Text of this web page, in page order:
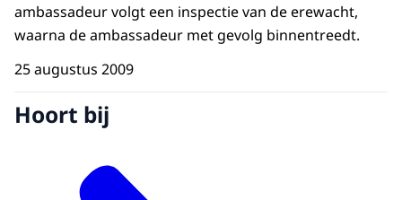
ambassadeur volgt een inspectie van de erewacht,
waarna de ambassadeur met gevolg binnentreedt.
25 augustus 2009
Hoort bij